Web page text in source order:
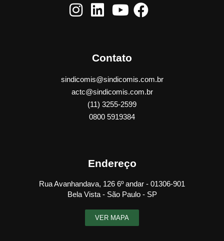
Contato
sindicomis@sindicomis.com.br
actc@sindicomis.com.br
(11) 3255-2599
0800 5919384
Endereço
Rua Avanhandava, 126 6º andar - 01306-901
Bela Vista - São Paulo - SP
VER MAPA